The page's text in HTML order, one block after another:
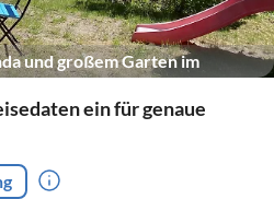
und großem Garten im
ein für genaue